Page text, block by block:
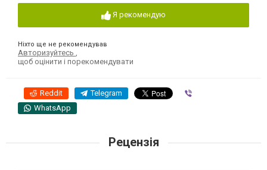
Я рекомендую
Ніхто ще не рекомендував
Авторизуйтесь
щоб оцінити і порекомендувати
Reddit Telegram
WhatsApp
Рецензія